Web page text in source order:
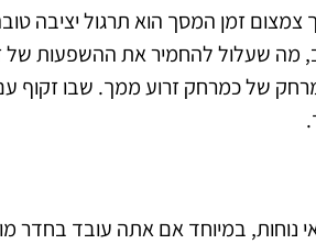
צמצום זמן המסך הוא תרגול יציבה
מה שעלול להחמיר את ההשפעות
של כמרחק זרוע ממך. שבו זקוף
נוחות, במיוחד אם אתה עובד בחדר